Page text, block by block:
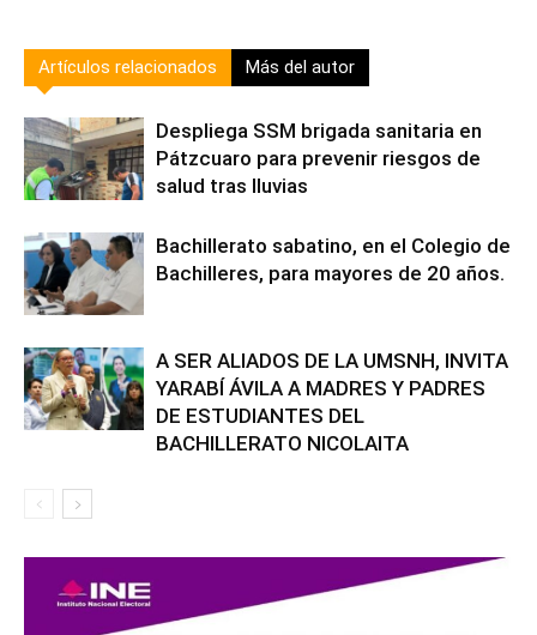
Artículos relacionados Más del autor
Despliega SSM brigada sanitaria en
Pátzcuaro para prevenir riesgos de
salud tras lluvias
Bachillerato sabatino, en el Colegio de
Bachilleres, para mayores de 20 años.
A SER ALIADOS DE LA UMSNH, INVITA
YARABÍ ÁVILA A MADRES Y PADRES
DE ESTUDIANTES DEL
BACHILLERATO NICOLAITA